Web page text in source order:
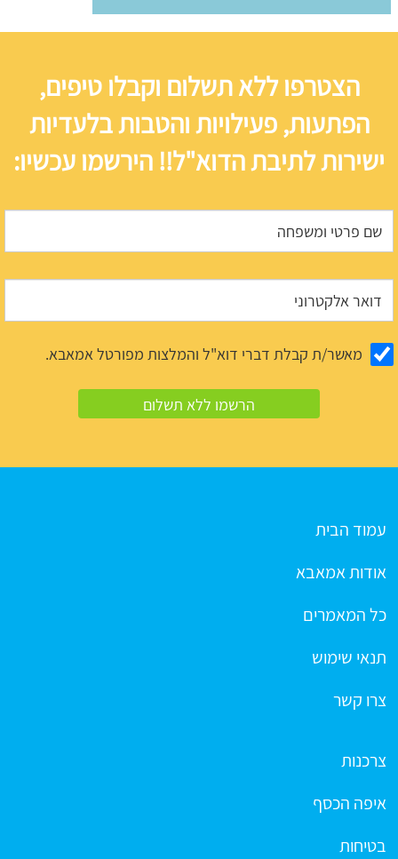
הצטרפו ללא תשלום וקבלו טיפים,
הפתעות, פעילויות והטבות בלעדיות
ישירות לתיבת הדוא"ל!! הירשמו עכשיו:
מאשר/ת קבלת דברי דוא"ל והמלצות מפורטל אמאבא.
עמוד הבית
אודות אמאבא
כל המאמרים
תנאי שימוש
צרו קשר
צרכנות
איפה הכסף
בטיחות